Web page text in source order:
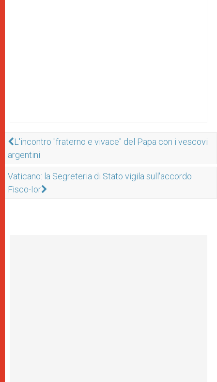
L'incontro "fraterno e vivace" del Papa con i vescovi
argentini
Vaticano: la Segreteria di Stato vigila sull'accordo
Fisco-Ior